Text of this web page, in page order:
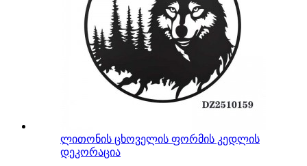
ლითონის ცხოველის ფორმის კედლის
დეკორაცია